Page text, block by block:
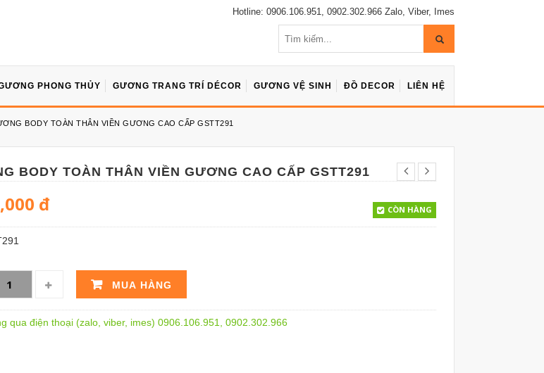
Hotline: 0906.106.951, 0902.302.966 Zalo, Viber, Imes
PHONG THỦY GƯƠNG TRANG TRÍ DÉCOR GƯƠNG VỆ SINH ĐỒ DECOR LIÊN HỆ
BODY TOÀN THÂN VIỀN GƯƠNG CAO CẤP GSTT291
BODY TOÀN THÂN VIỀN GƯƠNG CAO CẤP GSTT291
đ CÒN HÀNG
MUA HÀNG
qua điện thoại (zalo, viber, imes) 0906.106.951, 0902.302.966